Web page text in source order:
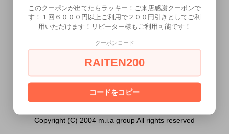
ません。
あなたは18歳以上ですか？
[ はい ] [ いいえ ]
Copyright (C) 2004 m.i.a group All rights reserved
このクーポンが出てたらラッキー！ご来店感謝クーポンで
す！１回６０００円以上ご利用で２００円引きとしてご利
用いただけます！リピーター様もご利用可能です！
クーポンコード
RAITEN200
コードをコピー